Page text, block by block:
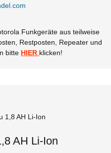
Funkgeräte aus teilweise
Restposten, Repeater und
bitte HIER klicken!
AH Li-Ion